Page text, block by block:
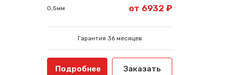
0,5мм от 6932 ₽
Гарантия 36 месяцев
Подробнее Заказать